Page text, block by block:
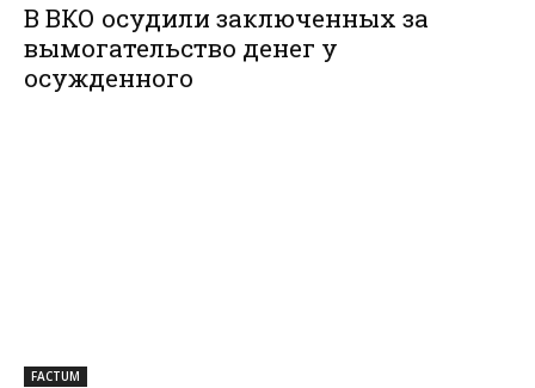
В ВКО осудили заключенных за
вымогательство денег у
осужденного
FACTUM